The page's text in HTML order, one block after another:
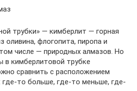
трубки» — кимберлит — горная
оливина, флогопита, пиропа и
числе — природных алмазов. Но
в кимберлитовой трубке
сравнить с расположением
то больше, где-то меньше, где-